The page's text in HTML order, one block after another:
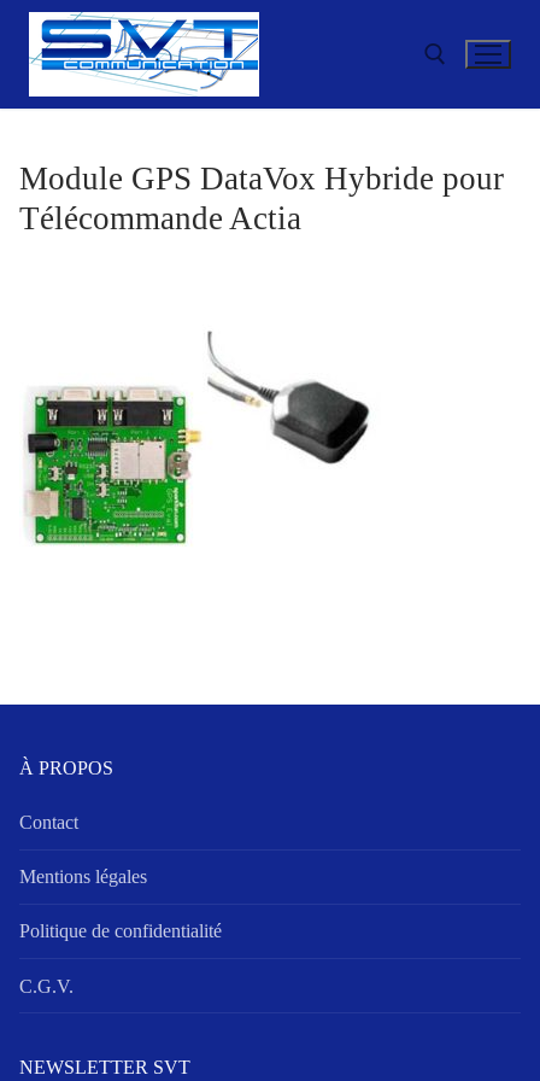
Aller
contenu
Module GPS DataVox Hybride pour
Télécommande Actia
À PROPOS
Contact
Mentions légales
Politique de confidentialité
C.G.V.
NEWSLETTER SVT